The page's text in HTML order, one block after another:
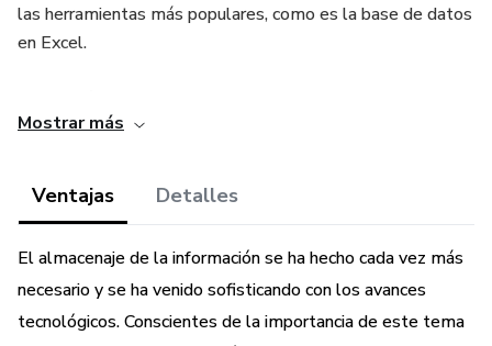
las herramientas más populares, como es la base de datos
en Excel.
este recurso para organizaciones tanto públicas como
corren, poder tener acceso a ella de manera organizada es
de gran ayuda.
Se puede definir una base de datos como un cúmulo de
información ordenada de forma sistemática para su
posterior uso, recuperación, transmisión y análisis. Ella se
Mostrar más
Ventajas Detalles
El almacenaje de la información se ha hecho cada vez más
necesario y se ha venido sofisticando con los avances
tecnológicos. Conscientes de la importancia de este tema